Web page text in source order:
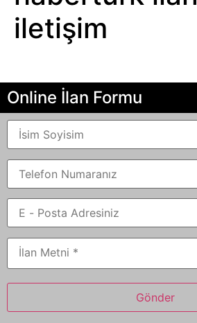
iletişim
Online İlan Formu